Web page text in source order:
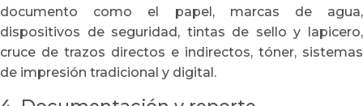
documento como el papel, marcas de agua,
dispositivos de seguridad, tintas de sello y lapicero,
cruce de trazos directos e indirectos, tóner, sistemas
de impresión tradicional y digital.